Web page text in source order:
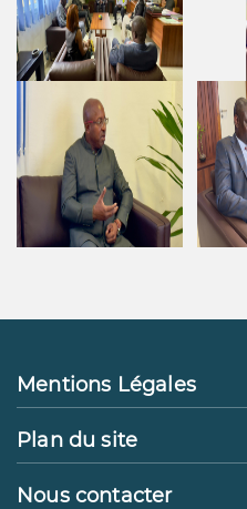
Mentions Légales
Plan du site
Nous contacter